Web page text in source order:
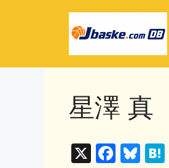
ツ
星澤 真
X
F
Bl